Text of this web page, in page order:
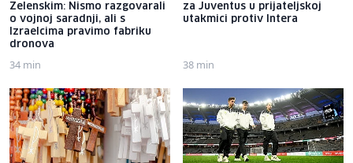
Zelenskim: Nismo razgovarali
o vojnoj saradnji, ali s
Izraelcima pravimo fabriku
dronova
34 min
za Juventus u prijateljskoj
utakmici protiv Intera
38 min